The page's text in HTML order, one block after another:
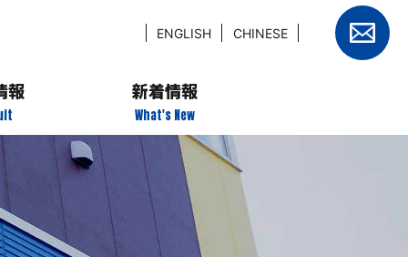
ENGLISH CHINESE
中途インタビュー
エントリー
報
項
新着情報
What's New